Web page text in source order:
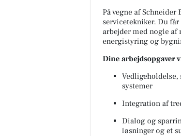
På vegne af Schneider
servicetekniker. Du
arbejder med nogle af
energistyring og
Dine arbejdsopgaver
Vedligeholdelse,
systemer
Integration af
Dialog og
løsninger og et